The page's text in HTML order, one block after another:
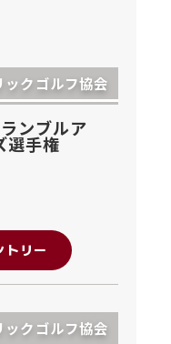
クゴルフ協会
ンブルア
選手権
トリー
クゴルフ協会